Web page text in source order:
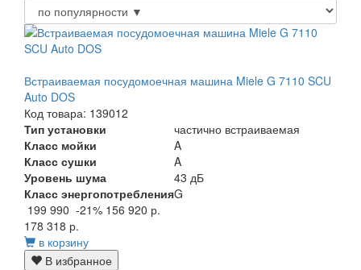
Встраиваемая посудомоечная машина Miele G 7110 SCU
Auto DOS
Код товара: 139012
Тип установки
частично встраиваемая
Класс мойки
A
Класс сушки
A
Уровень шума
43 дБ
Класс энергопотребленияG
199 990 -21% 156 920 р.
178 318 р.
в корзину
В избранное